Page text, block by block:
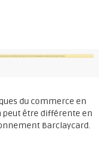
du commerce en
peut être différente en
Barclaycard.